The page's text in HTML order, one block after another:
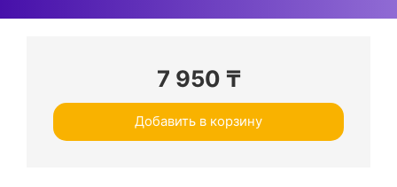
7 950 ₸
Добавить в корзину